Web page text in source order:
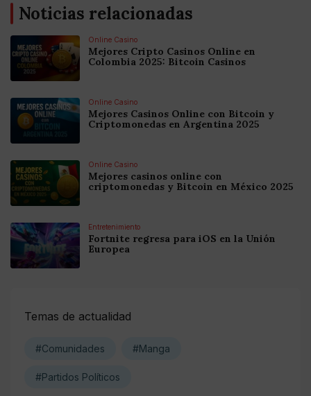
Noticias relacionadas
Online Casino
Mejores Cripto Casinos Online en
Colombia 2025: Bitcoin Casinos
Online Casino
Mejores Casinos Online con Bitcoin y
Criptomonedas en Argentina 2025
Online Casino
Mejores casinos online con
criptomonedas y Bitcoin en México 2025
Entretenimiento
Fortnite regresa para iOS en la Unión
Europea
Temas de actualidad
#Comunidades #Manga
#Partidos Políticos